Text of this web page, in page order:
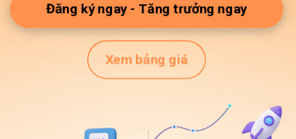
Đăng ký ngay - Tăng trưởng ngay
Xem bảng giá